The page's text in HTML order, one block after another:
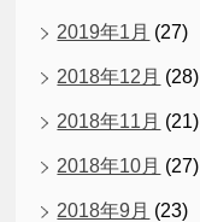
2019年1月 (27)
2018年12月 (28)
2018年11月 (21)
2018年10月 (27)
2018年9月 (23)